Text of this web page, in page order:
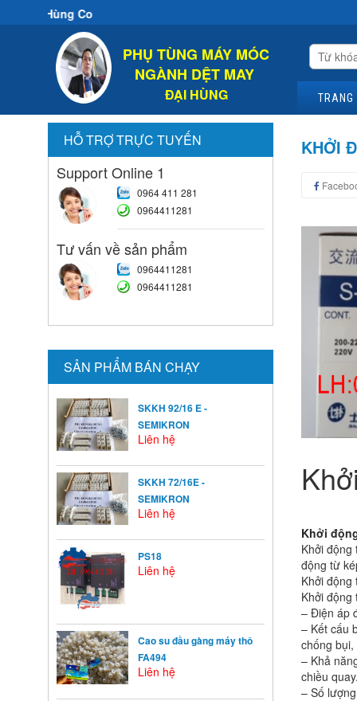
Hùng Co
PHỤ TÙNG MÁY MÓC
NGÀNH DỆT MAY
ĐẠI HÙNG TRANG
HỖ TRỢ TRỰC TUYẾN
Support Online 1
0964 411 281
0964411281
Tư vấn về sản phẩm
0964411281
0964411281
SẢN PHẨM BÁN CHẠY
SKKH 92/16 E -
SEMIKRON
Liên hệ
SKKH 72/16E -
SEMIKRON
Liên hệ
PS18
Liên hệ
Cao su đầu gàng máy thô
FA494
Liên hệ
KHỞI
Khởi
Khởi
động từ
Khởi
Khởi
– Điện áp
– Kết cấu
chống
– Khả
chiều quay.
– Số